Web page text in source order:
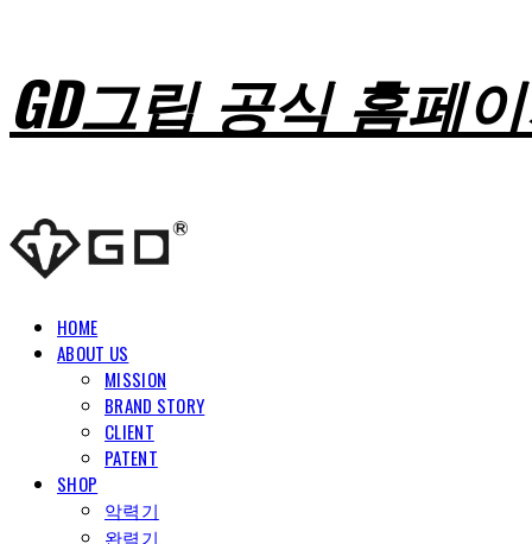
GD그립 공식 홈페
HOME
ABOUT US
MISSION
BRAND STORY
CLIENT
PATENT
SHOP
악력기
완력기